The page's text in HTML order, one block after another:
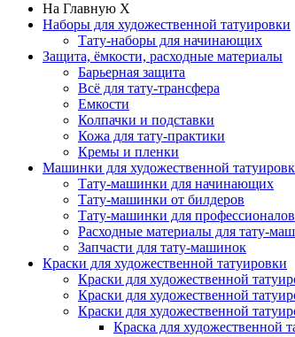
На Главную X
Наборы для художественной татуировки
Тату-наборы для начинающих
Защита, ёмкости, расходные материалы
Барьерная защита
Всё для тату-трансфера
Емкости
Колпачки и подставки
Кожа для тату-практики
Кремы и пленки
Машинки для художественной
Тату-машинки для начинающих
Тату-машинки от билдеров
Тату-машинки для профессионалов
Расходные материалы для тату-
Запчасти для тату-машинок
Краски для художественной татуировки
Краски для художественной
Краски для художественной
Краски для художественной
Краска для художественной